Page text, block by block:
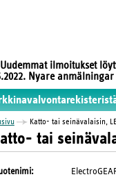
ilmoitukset
Nyare
Katto- tai seinävalaisin,
tai
: